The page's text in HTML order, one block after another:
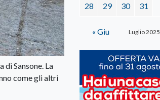
Sansone. La
come gli altri
Luglio 2025
28 29 30 31
« Giu